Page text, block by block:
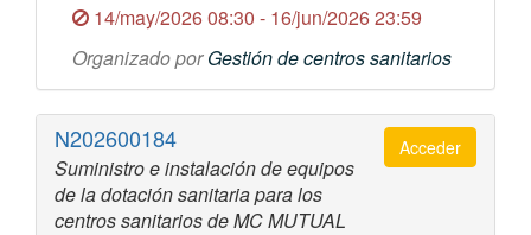
14/may/2026 08:30 - 16/jun/2026 23:59
Organizado por Gestión de centros sanitarios
N202600184
Suministro e instalación de equipos
de la dotación sanitaria para los
centros sanitarios de MC MUTUAL
Acceder